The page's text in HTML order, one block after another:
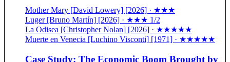
Mother Mary [David Lowery] [2026] · ★★★
Luger [Bruno Martín] [2026] · ★★★ 1/2
La Odisea [Christopher Nolan] [2026] · ★★★★★
Muerte en Venecia [Luchino Visconti] [1971] · ★★★★★
Case Study: The Economic Boom Brought by